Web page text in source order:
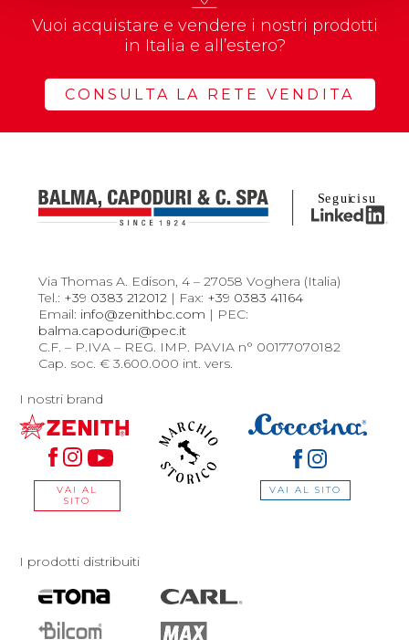
Vuoi acquistare e vendere i nostri prodotti
in Italia e all’estero?
CONSULTA LA RETE VENDITA
Via Thomas A. Edison, 4 – 27058 Voghera (Italia)
Tel.: +39 0383 212012 | Fax: +39 0383 41164
Email: info@zenithbc.com | PEC:
balma.capoduri@pec.it
C.F. – P.IVA – REG. IMP. PAVIA n° 00177070182
Cap. soc. € 3.600.000 int. vers.
I nostri brand
VAI AL
SITO
VAI AL SITO
I prodotti distribuiti